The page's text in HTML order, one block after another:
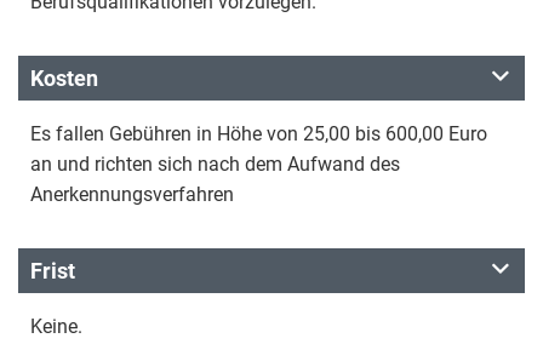
Kosten
Es fallen Gebühren in Höhe von 25,00 bis 600,00 Euro
an und richten sich nach dem Aufwand des
Anerkennungsverfahren
Frist
Keine.